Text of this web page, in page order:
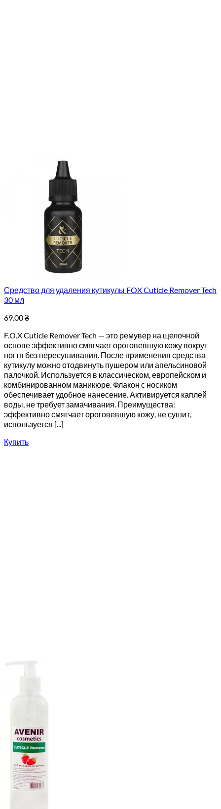
Средство для удаления кутикулы FOX Cuticle Remover Tech
30 мл
69.00₴
F.O.X Cuticle Remover Tech — это ремувер на щелочной
основе эффективно смягчает ороговевшую кожу вокруг
ногтя без пересушивания. После применения средства
кутикулу можно отодвинуть пушером или апельсиновой
палочкой. Используется в классическом, европейском и
комбинированном маникюре. Флакон с носиком
обеспечивает удобное нанесение. Активируется каплей
воды, не требует замачивания. Преимущества:
эффективно смягчает ороговевшую кожу, не сушит,
используется [...]
Купить